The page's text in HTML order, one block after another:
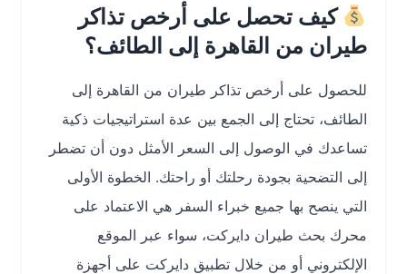
كيف تحصل على أرخص تذاكر
طيران من القاهرة إلى الطائف؟
للحصول على أرخص تذاكر طيران من القاهرة إلى
الطائف، تحتاج إلى الجمع بين عدة استراتيجيات ذكية
تساعدك في الوصول إلى السعر الأمثل دون أن تضطر
إلى التضحية بجودة رحلتك أو راحتك. الخطوة الأولى
التي ينصح بها جميع خبراء السفر هي الاعتماد على
محرك بحث طيران دايركت، سواء عبر الموقع
الإلكتروني أو من خلال تطبيق دايركت على أجهزة